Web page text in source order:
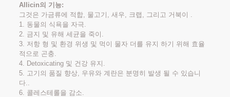
Allicin의 기능:
그것은 가금류에 적합, 물고기, 새우, 크랩, 그리고 거북이 .
1. 동물의 식욕을 자극.
2. 금지 및 유해 세균을 죽이.
3. 저항 형 및 환경 위생 및 먹이 물자 더를 유지 하기 위해 효율
적으로 곤충.
4. Detoxicating 및 건강 유지.
5. 고기의 품질 향상, 우유와 계란은 분명히 발생 될 수 있습니
다..
6. 콜레스테롤을 감소.